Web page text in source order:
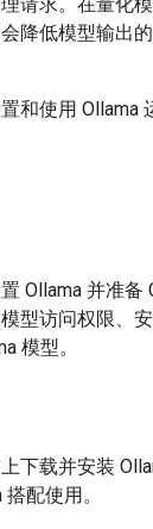
降低模型输出
和使用 Ollama
Ollama 并准备
型访问权限、
模型。
下载并安装
配使用。